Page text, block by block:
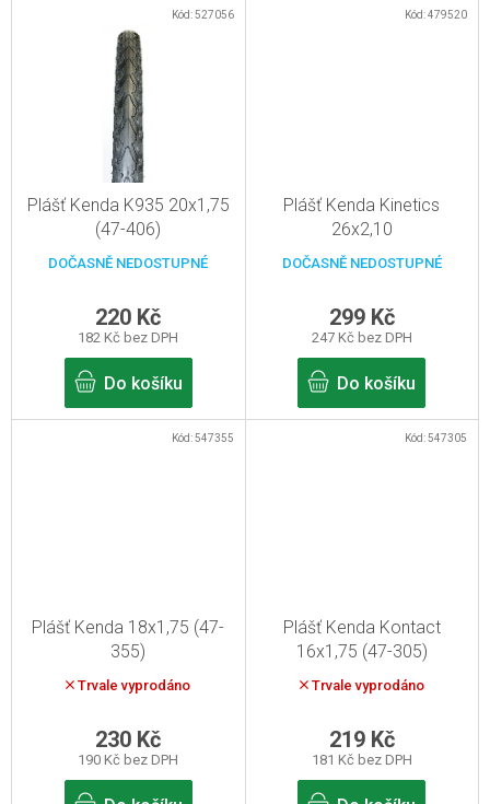
Plášť Kenda K935 20x1,75
(47-406)
DOČASNĚ NEDOSTUPNÉ
182 Kč bez DPH
220 Kč
Do košíku
Kód:527056
Plášť Kenda Kinetics
26x2,10
DOČASNĚ NEDOSTUPNÉ
247 Kč bez DPH
299 Kč
Do košíku
Kód:479520
Plášť Kenda 18x1,75 (47-
355)
Trvale vyprodáno
190 Kč bez DPH
230 Kč
Kód:547355
Plášť Kenda Kontact
16x1,75 (47-305)
Trvale vyprodáno
181 Kč bez DPH
219 Kč
Kód:547305